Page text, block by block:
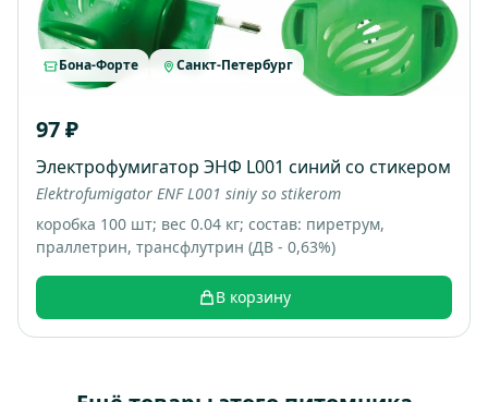
Бона-Форте Санкт-Петербург
97 ₽
Электрофумигатор ЭНФ L001 синий со стикером
Elektrofumigator ENF L001 siniy so stikerom
коробка 100 шт; вес 0.04 кг; состав: пиретрум,
праллетрин, трансфлутрин (ДВ - 0,63%)
В корзину